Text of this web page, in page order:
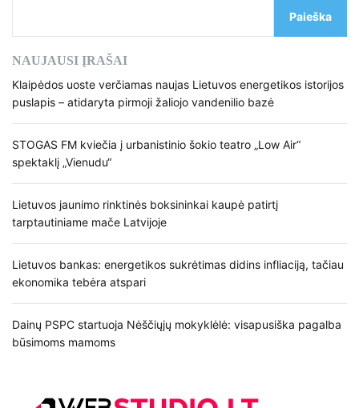
Paieška
NAUJAUSI ĮRAŠAI
Klaipėdos uoste verčiamas naujas Lietuvos energetikos istorijos
puslapis – atidaryta pirmoji žaliojo vandenilio bazė
STOGAS FM kviečia į urbanistinio šokio teatro „Low Air“
spektaklį „Vienudu“
Lietuvos jaunimo rinktinės boksininkai kaupė patirtį
tarptautiniame mače Latvijoje
Lietuvos bankas: energetikos sukrėtimas didins infliaciją, tačiau
ekonomika tebėra atspari
Dainų PSPC startuoja Nėščiųjų mokyklėlė: visapusiška pagalba
būsimoms mamoms